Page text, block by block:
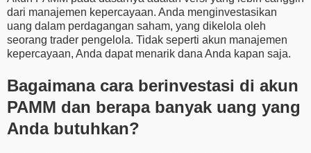
dari manajemen kepercayaan. Anda menginvestasikan
uang dalam perdagangan saham, yang dikelola oleh
seorang trader pengelola. Tidak seperti akun manajemen
kepercayaan, Anda dapat menarik dana Anda kapan saja.
Bagaimana cara berinvestasi di akun
PAMM dan berapa banyak uang yang
Anda butuhkan?